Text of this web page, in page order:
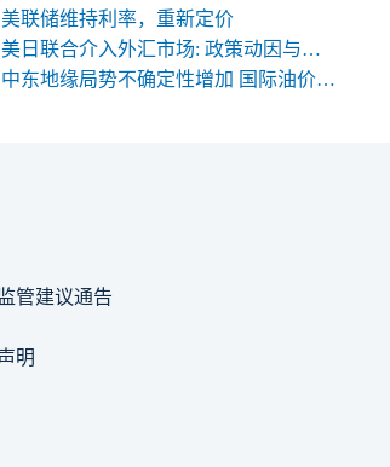
美联储维持利率，重新定价
美日联合介入外汇市场: 政策动因与中长期影响
中东地缘局势不确定性增加 国际油价高位震荡
管建议通告
明